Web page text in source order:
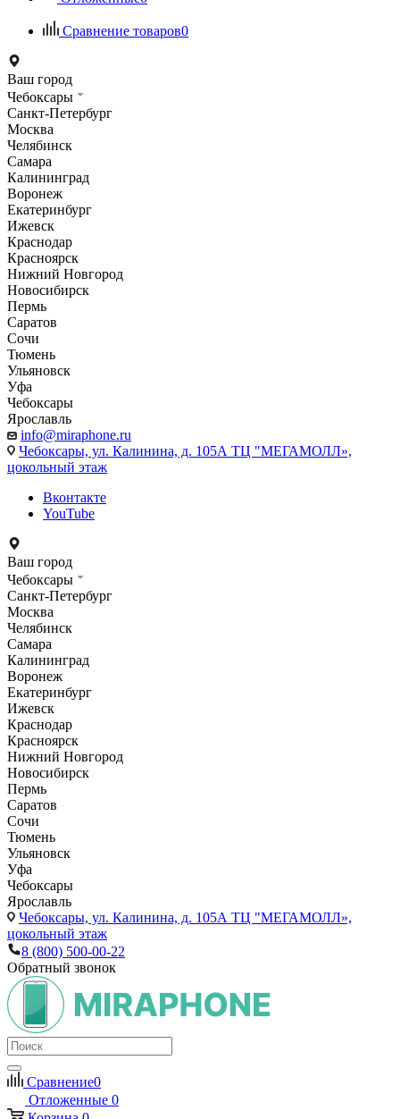
Сравнение товаров0
Ваш город
Чебоксары
Санкт-Петербург
Москва
Челябинск
Самара
Калининград
Воронеж
Екатеринбург
Ижевск
Краснодар
Красноярск
Нижний Новгород
Новосибирск
Пермь
Саратов
Сочи
Тюмень
Ульяновск
Уфа
Чебоксары
Ярославль
info@miraphone.ru
Чебоксары, ул. Калинина, д. 105А ТЦ "МЕГАМОЛЛ»,
цокольный этаж
Вконтакте
YouTube
Ваш город
Чебоксары
Санкт-Петербург
Москва
Челябинск
Самара
Калининград
Воронеж
Екатеринбург
Ижевск
Краснодар
Красноярск
Нижний Новгород
Новосибирск
Пермь
Саратов
Сочи
Тюмень
Ульяновск
Уфа
Чебоксары
Ярославль
Чебоксары, ул. Калинина, д. 105А ТЦ "МЕГАМОЛЛ»,
цокольный этаж
8 (800) 500-00-22
Обратный звонок
Сравнение0
Отложенные 0